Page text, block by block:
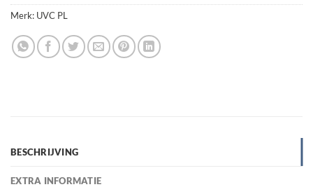
Merk: UVC PL
BESCHRIJVING
EXTRA INFORMATIE